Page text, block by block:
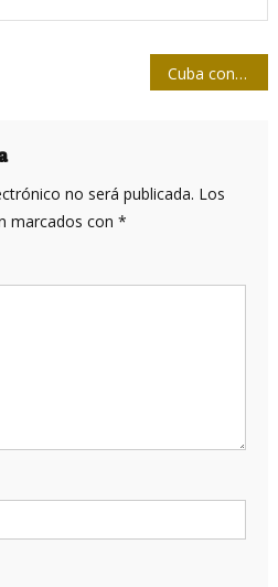
Cuba condena la canalla acusación contra el Líder de la Revolución
no será publicada. Los
marcados con *